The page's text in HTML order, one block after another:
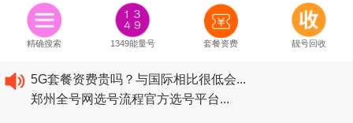
精确搜索 1349能量号 套餐资费 靓号回收
2020​移动最新套餐资费...
2020​联通最新套餐资费...
5G套餐资费贵吗？与国际相比很低会...
郑州全号网选号流程官方选号平台...